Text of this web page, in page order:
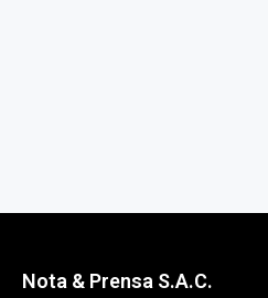
Nota & Prensa S.A.C.